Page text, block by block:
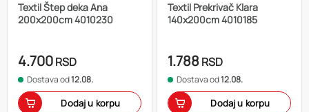
Textil Štep deka Ana
200x200cm 4010230
4.700RSD
Dostava od12.08.
Dodaj u korpu
Textil Prekrivač Klara
140x200cm 4010185
1.788RSD
Dostava od12.08.
Dodaj u korpu